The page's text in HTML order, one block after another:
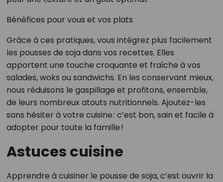
Bénéfices pour vous et vos plats
Grâce à ces pratiques, vous intégrez plus facilement
les pousses de soja dans vos recettes. Elles
apportent une touche croquante et fraîche à vos
salades, woks ou sandwichs. En les conservant mieux,
nous réduisons le gaspillage et profitons, ensemble,
de leurs nombreux atouts nutritionnels. Ajoutez-les
sans hésiter à votre cuisine : c’est bon, sain et facile à
adopter pour toute la famille !
Astuces cuisine
Apprendre à cuisiner le pousse de soja, c’est ouvrir la